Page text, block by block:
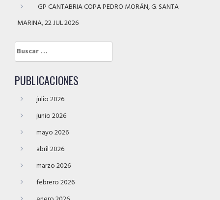
GP CANTABRIA COPA PEDRO MORÁN, G. SANTA
MARINA, 22 JUL 2026
Buscar:
PUBLICACIONES
julio 2026
junio 2026
mayo 2026
abril 2026
marzo 2026
febrero 2026